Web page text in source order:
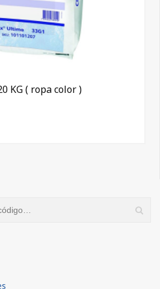
KG ( ropa color )